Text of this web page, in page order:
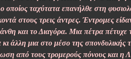
ταχύτατα επανήλθε στη
στους τρεις άντρες. Έντρομες
και το Διαγόρα. Μια πέτρα
άλλη μια στο μέσο της
από τους τρομερούς πόνους και η